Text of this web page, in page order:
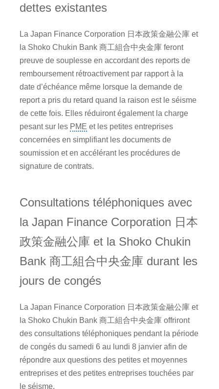
dettes existantes
La Japan Finance Corporation 日本政策金融公庫 et
la Shoko Chukin Bank 商工組合中央金庫 feront
preuve de souplesse en accordant des reports de
remboursement rétroactivement par rapport à la
date d’échéance même lorsque la demande de
report a pris du retard quand la raison est le séisme
de cette fois. Elles réduiront également la charge
pesant sur les PME et les petites entreprises
concernées en simplifiant les documents de
soumission et en accélérant les procédures de
signature de contrats.
Consultations téléphoniques avec
la Japan Finance Corporation 日本
政策金融公庫 et la Shoko Chukin
Bank 商工組合中央金庫 durant les
jours de congés
La Japan Finance Corporation 日本政策金融公庫 et
la Shoko Chukin Bank 商工組合中央金庫 offriront
des consultations téléphoniques pendant la période
de congés du samedi 6 au lundi 8 janvier afin de
répondre aux questions des petites et moyennes
entreprises et des petites entreprises touchées par
le séisme.